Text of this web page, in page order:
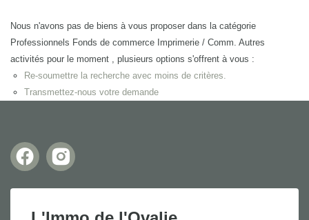
Nous n'avons pas de biens à vous proposer dans la catégorie
Professionnels Fonds de commerce Imprimerie / Comm. Autres
activités pour le moment , plusieurs options s'offrent à vous :
Re-soumettre la recherche avec moins de critères.
Transmettez-nous votre demande